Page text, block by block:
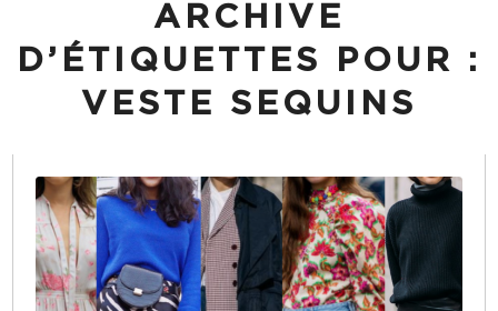
ARCHIVE
D’ÉTIQUETTES POUR :
VESTE SEQUINS